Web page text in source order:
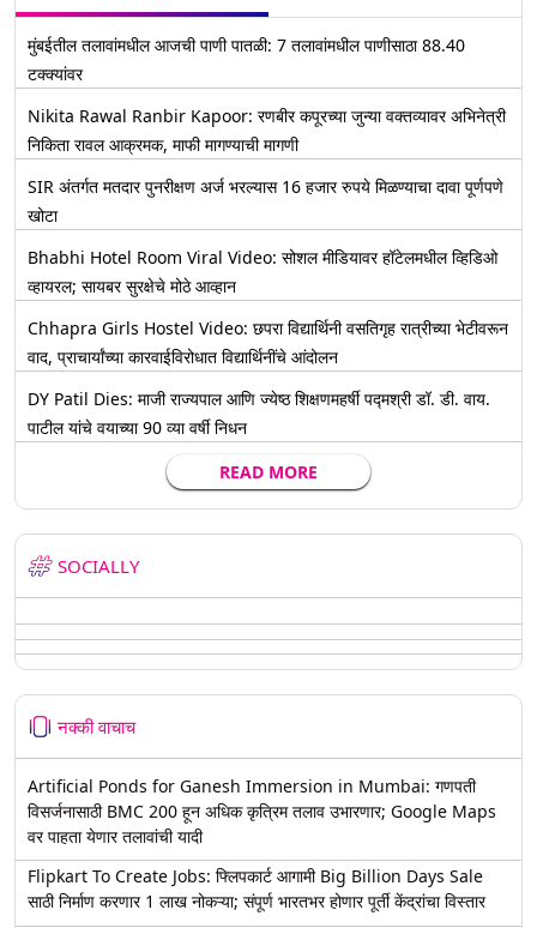
मुंबईतील तलावांमधील आजची पाणी पातळी: 7 तलावांमधील पाणीसाठा 88.40
टक्क्यांवर
Nikita Rawal Ranbir Kapoor: रणबीर कपूरच्या जुन्या वक्तव्यावर अभिनेत्री
निकिता रावल आक्रमक, माफी मागण्याची मागणी
SIR अंतर्गत मतदार पुनरीक्षण अर्ज भरल्यास 16 हजार रुपये मिळण्याचा दावा पूर्णपणे
खोटा
Bhabhi Hotel Room Viral Video: सोशल मीडियावर हॉटेलमधील व्हिडिओ
व्हायरल; सायबर सुरक्षेचे मोठे आव्हान
Chhapra Girls Hostel Video: छपरा विद्यार्थिनी वसतिगृह रात्रीच्या भेटीवरून
वाद, प्राचार्यांच्या कारवाईविरोधात विद्यार्थिनींचे आंदोलन
DY Patil Dies: माजी राज्यपाल आणि ज्येष्ठ शिक्षणमहर्षी पद्मश्री डॉ. डी. वाय.
पाटील यांचे वयाच्या 90 व्या वर्षी निधन
READ MORE
SOCIALLY
नक्की वाचाच
Artificial Ponds for Ganesh Immersion in Mumbai: गणपती
विसर्जनासाठी BMC 200 हून अधिक कृत्रिम तलाव उभारणार; Google Maps
वर पाहता येणार तलावांची यादी
Flipkart To Create Jobs: फ्लिपकार्ट आगामी Big Billion Days Sale
साठी निर्माण करणार 1 लाख नोकऱ्या; संपूर्ण भारतभर होणार पूर्ती केंद्रांचा विस्तार